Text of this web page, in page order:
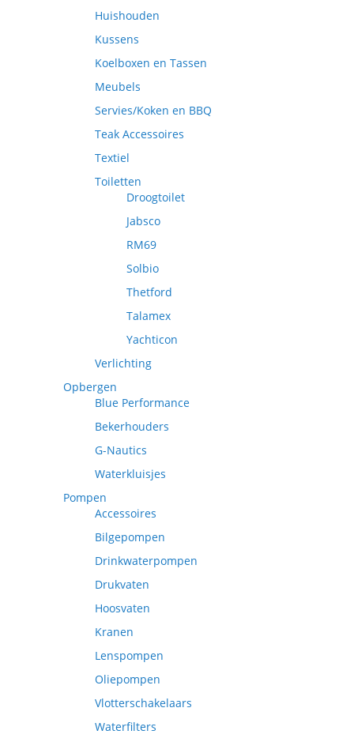
Huishouden
Kussens
Koelboxen en Tassen
Meubels
Servies/Koken en BBQ
Teak Accessoires
Textiel
Toiletten
Droogtoilet
Jabsco
RM69
Solbio
Thetford
Talamex
Yachticon
Verlichting
Opbergen
Blue Performance
Bekerhouders
G-Nautics
Waterkluisjes
Pompen
Accessoires
Bilgepompen
Drinkwaterpompen
Drukvaten
Hoosvaten
Kranen
Lenspompen
Oliepompen
Vlotterschakelaars
Waterfilters